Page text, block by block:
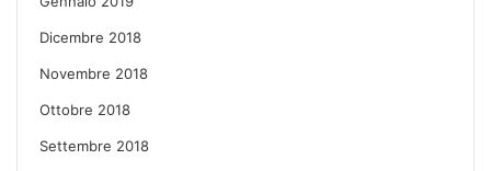
Dicembre 2018
Novembre 2018
Ottobre 2018
Settembre 2018